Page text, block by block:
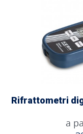
Rifrattometri
a